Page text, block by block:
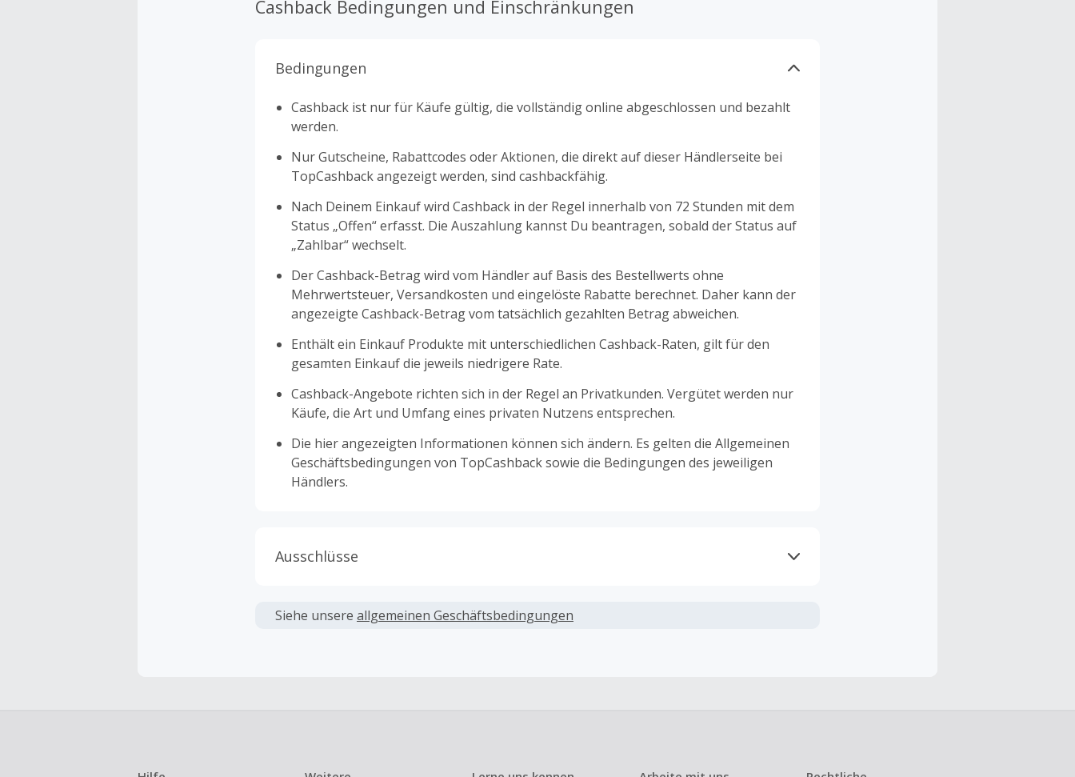
Cashback Bedingungen und Einschränkungen
Bedingungen
Cashback ist nur für Käufe gültig, die vollständig online abgeschlossen und bezahlt
werden.
Nur Gutscheine, Rabattcodes oder Aktionen, die direkt auf dieser Händlerseite bei
TopCashback angezeigt werden, sind cashbackfähig.
Nach Deinem Einkauf wird Cashback in der Regel innerhalb von 72 Stunden mit dem
Status „Offen“ erfasst. Die Auszahlung kannst Du beantragen, sobald der Status auf
„Zahlbar“ wechselt.
Der Cashback-Betrag wird vom Händler auf Basis des Bestellwerts ohne
Mehrwertsteuer, Versandkosten und eingelöste Rabatte berechnet. Daher kann der
angezeigte Cashback-Betrag vom tatsächlich gezahlten Betrag abweichen.
Enthält ein Einkauf Produkte mit unterschiedlichen Cashback-Raten, gilt für den
gesamten Einkauf die jeweils niedrigere Rate.
Cashback-Angebote richten sich in der Regel an Privatkunden. Vergütet werden nur
Käufe, die Art und Umfang eines privaten Nutzens entsprechen.
Die hier angezeigten Informationen können sich ändern. Es gelten die Allgemeinen
Geschäftsbedingungen von TopCashback sowie die Bedingungen des jeweiligen
Händlers.
Ausschlüsse
verwendet werden, die nicht ausdrücklich auf dieser Händlerseite von TopCashback
Siehe unsere allgemeinen Geschäftsbedingungen